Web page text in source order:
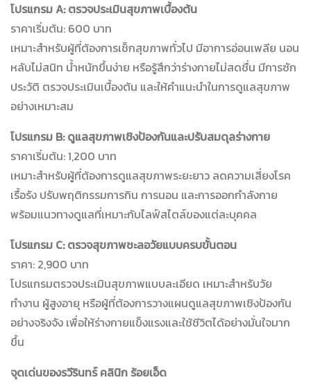
โปรแกรม A: ตรวจประเมินสุขภาพเบื้องต้น
ราคาเริ่มต้น: 600 บาท
เหมาะสำหรับผู้ที่ต้องการเช็กสุขภาพทั่วไป มีอาการอ่อนเพลีย นอน
หลับไม่สนิท น้ำหนักขึ้นง่าย หรือรู้สึกว่าร่างกายไม่สดชื่น มีการซัก
ประวัติ ตรวจประเมินเบื้องต้น และให้คำแนะนำในการดูแลสุขภาพ
อย่างเหมาะสม
โปรแกรม B: ดูแลสุขภาพเชิงป้องกันและปรับสมดุลร่างกาย
ราคาเริ่มต้น: 1,200 บาท
เหมาะสำหรับผู้ที่ต้องการดูแลสุขภาพระยะยาว ลดความเสี่ยงโรค
เรื้อรัง ปรับพฤติกรรมการกิน การนอน และการออกกำลังกาย
พร้อมแนวทางดูแลที่เหมาะกับไลฟ์สไตล์ของแต่ละบุคคล
โปรแกรม C: ตรวจสุขภาพชะลอวัยแบบครบขั้นตอน
ราคา: 2,900 บาท
โปรแกรมตรวจประเมินสุขภาพแบบละเอียด เหมาะสำหรับวัย
ทำงาน ผู้สูงอายุ หรือผู้ที่ต้องการวางแผนดูแลสุขภาพเชิงป้องกัน
อย่างจริงจัง เพื่อให้ร่างกายแข็งแรงและใช้ชีวิตได้อย่างมั่นใจมาก
ขึ้น
จุดเด่นของรวีรินทร์ คลินิก ร้อยเอ็ด